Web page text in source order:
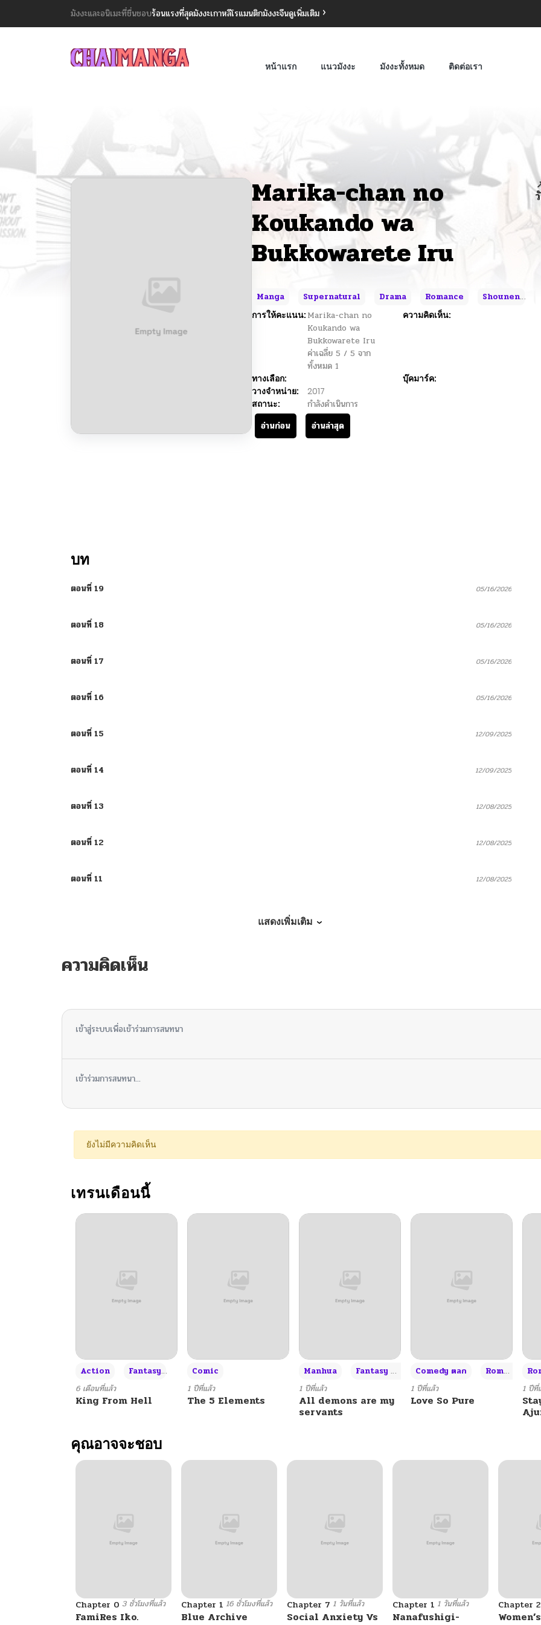
มังงะและอนิเมะที่ชื่นชอบร้อนแรงที่สุดมังงะเกาหลีโรแมนติกมังงะจีนดูเพิ่มเติม
หน้าแรก แนวมังงะ มังงะทั้งหมด ติดต่อเรา
Marika-chan no
Koukando wa
Bukkowarete Iru
Manga Supernatural Drama Romance Shounen
การให้คะแนน: Marika-chan no
Koukando wa
Bukkowarete Iru
ค่าเฉลี่ย 5 / 5 จาก
ทั้งหมด 1
ความคิดเห็น:
ทางเลือก:
บุ๊คมาร์ค:
วางจำหน่าย:
2017
สถานะ:
กำลังดำเนินการ
อ่านก่อน
อ่านล่าสุด
บท
ตอนที่ 19 05/16/2026
ตอนที่ 18 05/16/2026
ตอนที่ 17 05/16/2026
ตอนที่ 16 05/16/2026
ตอนที่ 15 12/09/2025
ตอนที่ 14 12/09/2025
ตอนที่ 13 12/08/2025
ตอนที่ 12 12/08/2025
ตอนที่ 11 12/08/2025
ตอนที่ 7
ตอนที่ 6 12/07/2025
ตอนที่ 4 12/05/2025
แสดงเพิ่มเติม
ความคิดเห็น
เข้าสู่ระบบเพื่อเข้าร่วมการสนทนา
เข้าร่วมการสนทนา...
ยังไม่มีความคิดเห็น
เทรนเดือนนี้
Action Fantasy
6 เดือนที่แล้ว
King From Hell
Comic
1 ปีที่แล้ว
The 5 Elements
Manhua Fantasy แฟนตาซี +3
1 ปีที่แล้ว
All demons are my
servants
Comedy ตลก Romance โรแมนซ์
1 ปีที่แล้ว
Love So Pure
1 ปีที่
คุณอาจจะชอบ
Chapter 0 3 ชั่วโมงที่แล้ว
FamiRes Iko.
Chapter 1 16 ชั่วโมงที่แล้ว
Blue Archive
Chapter 7 1 วันที่แล้ว
Social Anxiety Vs
Chapter 1 1 วันที่แล้ว
Nanafushigi-
Chapter